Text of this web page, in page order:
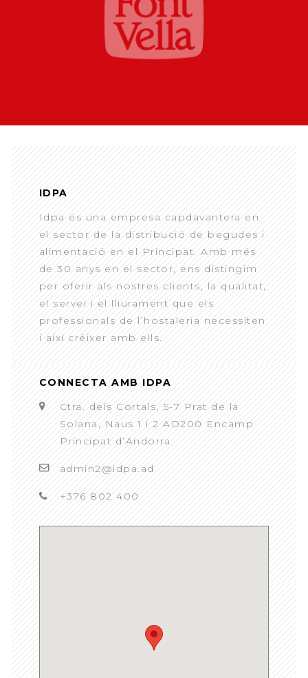
IDPA
Idpa és una empresa capdavantera en
el sector de la distribució de begudes i
alimentació en el Principat. Amb més
de 30 anys en el sector, ens distingim
per oferir als nostres clients, la qualitat,
el servei i el lliurament que els
professionals de l’hostaleria necessiten
i així créixer amb ells.
CONNECTA AMB IDPA
Ctra. dels Cortals, 5-7 Prat de la
Solana, Naus 1 i 2 AD200 Encamp
Principat d’Andorra
admin2@idpa.ad
+376 802 400